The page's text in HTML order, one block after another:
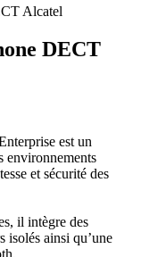
DECT
est un
environnements
et sécurité des
il intègre des
isolés ainsi qu’une